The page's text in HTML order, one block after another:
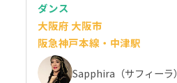
ダンス
大阪府 大阪市
阪急神戸本線・中津駅
Sapphira（サフィーラ）